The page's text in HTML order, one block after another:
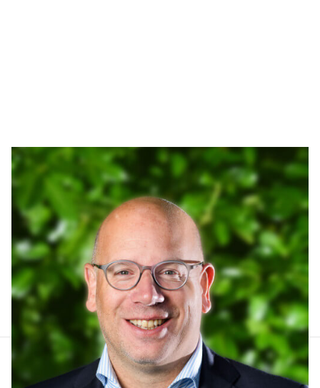
Arthur Lankhuizen
06 551 184 60
arthur@lucvastgoed.nl
Contact opnemen